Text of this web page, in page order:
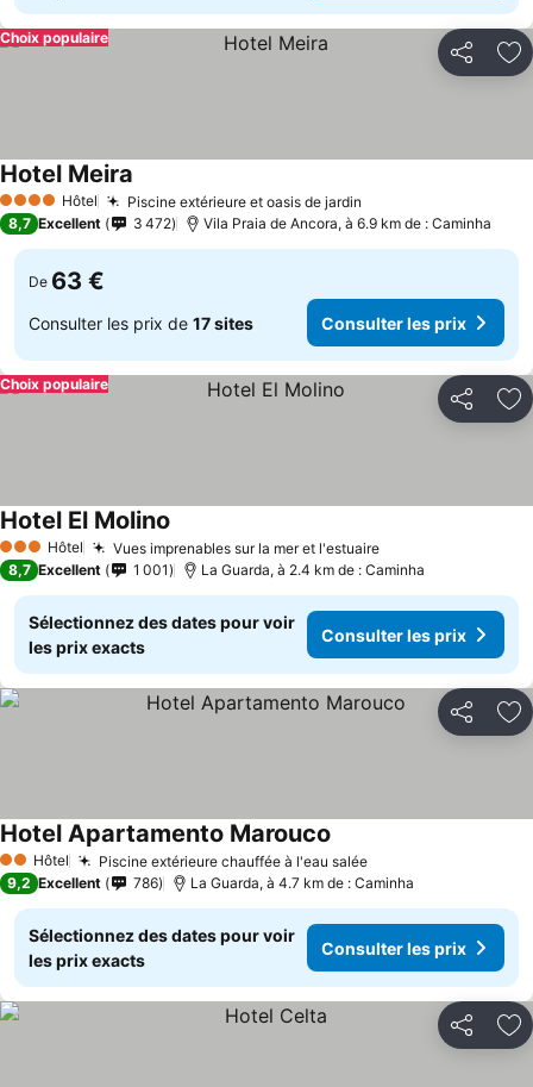
Partager
Choix populaire
4 Étoiles Hôtel Piscine extérieure et oasis de jardin
Hotel Meira
8,7 Excellent 3 472 Vila Praia de Ancora, à 6.9 km de : Caminha
De 63 €
Consulter les prix de 17 sites Consulter les prix
Partager
Choix populaire
3 ÉtoilesHôtel Vues imprenables sur la mer et l'estuaireConsulter les
Hotel El Molino
8,7 Excellent 1 001 La Guarda, à 2.4 km de : Caminha
Sélectionnez des dates pour voir
les prix exacts
Consulter les prix
Partager
2 Étoiles
Hôtel Piscine extérieure chauffée à l'eau saléeConsulter les prix
Hotel Apartamento Marouco
9,2 Excellent 786 La Guarda, à 4.7 km de : Caminha
Sélectionnez des dates pour voir
les prix exacts
Consulter les prix
Partager